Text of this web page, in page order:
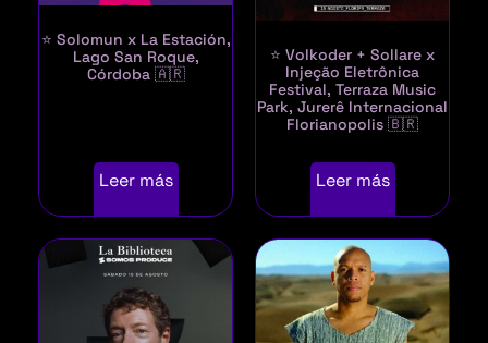
⭐ Solomun x La Estación,
Lago San Roque,
Córdoba 🇦🇷
Leer más
⭐ Volkoder + Sollare x
Injeção Eletrônica
Festival, Terraza Music
Park, Jurerê Internacional
Florianopolis 🇧🇷
Leer más